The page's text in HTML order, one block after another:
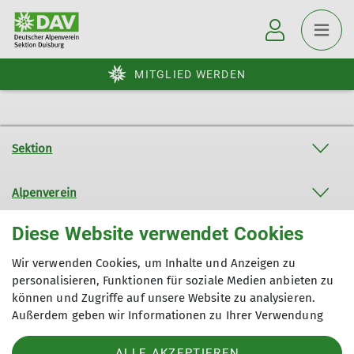
MITGLIED WERDEN
Sektion
Alpenverein
Service
Sektion Duisburg des Deutschen Alpenvereins e.V.
Lösorter Straße 115
Telefon +49203428120
Diese Website verwendet Cookies
Wir verwenden Cookies, um Inhalte und Anzeigen zu
personalisieren, Funktionen für soziale Medien anbieten zu
können und Zugriffe auf unsere Website zu analysieren.
Außerdem geben wir Informationen zu Ihrer Verwendung
unserer Website an unsere Partner für soziale Medien,
Werbung und Analysen weiter. Unsere Partner führen diese